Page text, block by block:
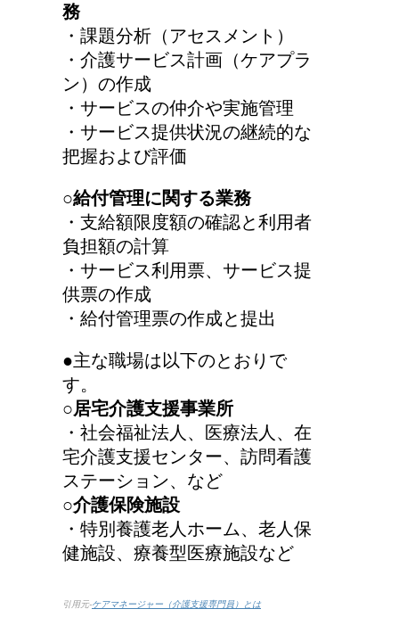
務
・課題分析（アセスメント）
・介護サービス計画（ケアプラ
ン）の作成
・サービスの仲介や実施管理
・サービス提供状況の継続的な
把握および評価
○給付管理に関する業務
・支給額限度額の確認と利用者
負担額の計算
・サービス利用票、サービス提
供票の作成
・給付管理票の作成と提出
●主な職場は以下のとおりで
す。
○居宅介護支援事業所
・社会福祉法人、医療法人、在
宅介護支援センター、訪問看護
ステーション、など
○介護保険施設
・特別養護老人ホーム、老人保
健施設、療養型医療施設など
引用元-ケアマネージャー（介護支援専門員）とは